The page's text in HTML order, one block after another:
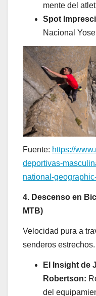
mente del
Spot
Nacional
Fuente: https://
deportivas-
national-
4. Descenso en
MTB)
Velocidad pura a
senderos estrechos.
El Insight de
Robertson:
del